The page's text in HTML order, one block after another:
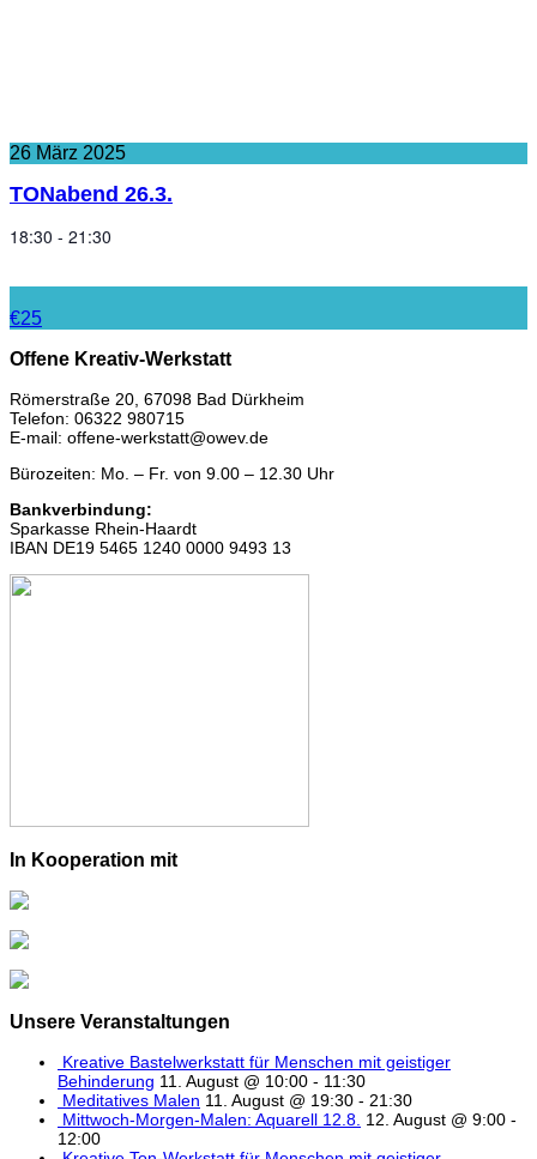
26 März 2025
TONabend 26.3.
18:30 - 21:30
€25
Offene Kreativ-Werkstatt
Römerstraße 20, 67098 Bad Dürkheim
Telefon: 06322 980715
E-mail: offene-werkstatt@owev.de
Bürozeiten: Mo. – Fr. von 9.00 – 12.30 Uhr
Bankverbindung:
Sparkasse Rhein-Haardt
IBAN DE19 5465 1240 0000 9493 13
In Kooperation mit
Unsere Veranstaltungen
Kreative Bastelwerkstatt für Menschen mit geistiger
Behinderung 11. August @ 10:00 - 11:30
Meditatives Malen 11. August @ 19:30 - 21:30
Mittwoch-Morgen-Malen: Aquarell 12.8. 12. August @ 9:00 -
12:00